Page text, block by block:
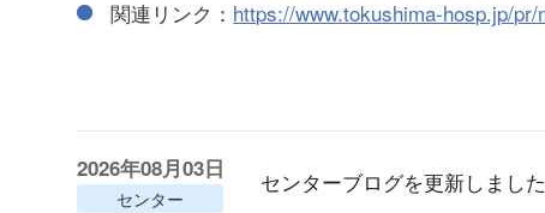
関連リンク： https://www.tokushima-hosp.jp/
2026年08月03日
センター
センターブログを更新しました